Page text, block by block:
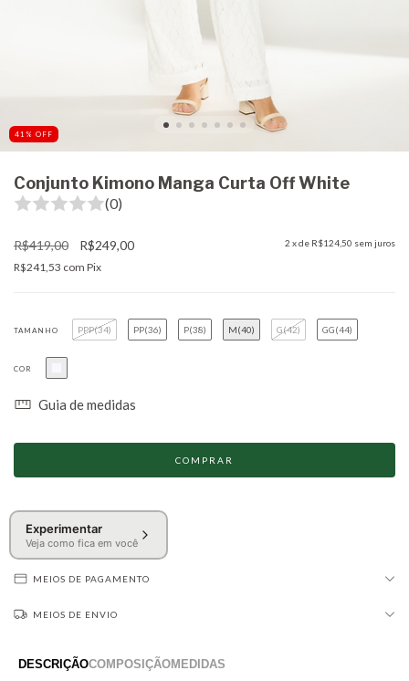
41 % OFF
Conjunto Kimono Manga Curta Off White
(0)
R$419,00 R$249,00 2 x de R$124,50 sem juros
R$241,53 com Pix
TAMANHO PPP(34) PP(36) P(38) M(40) G(42) GG(44)
COR
Guia de medidas
Experimentar
Veja como fica em você
MEIOS DE PAGAMENTO
MEIOS DE ENVIO